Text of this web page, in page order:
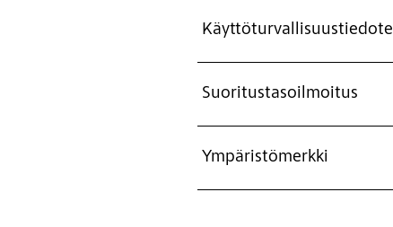
Käyttöturvallisuustiedote
Suoritustasoilmoitus
Ympäristömerkki